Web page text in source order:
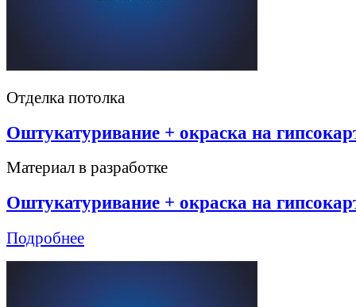
Отделка потолка
Оштукатуривание + окраска на
Материал в разработке
Оштукатуривание + окраска на
Подробнее